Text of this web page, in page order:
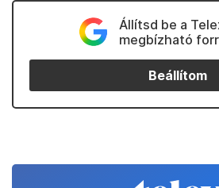
Állítsd be a
megbízható
Beállítom